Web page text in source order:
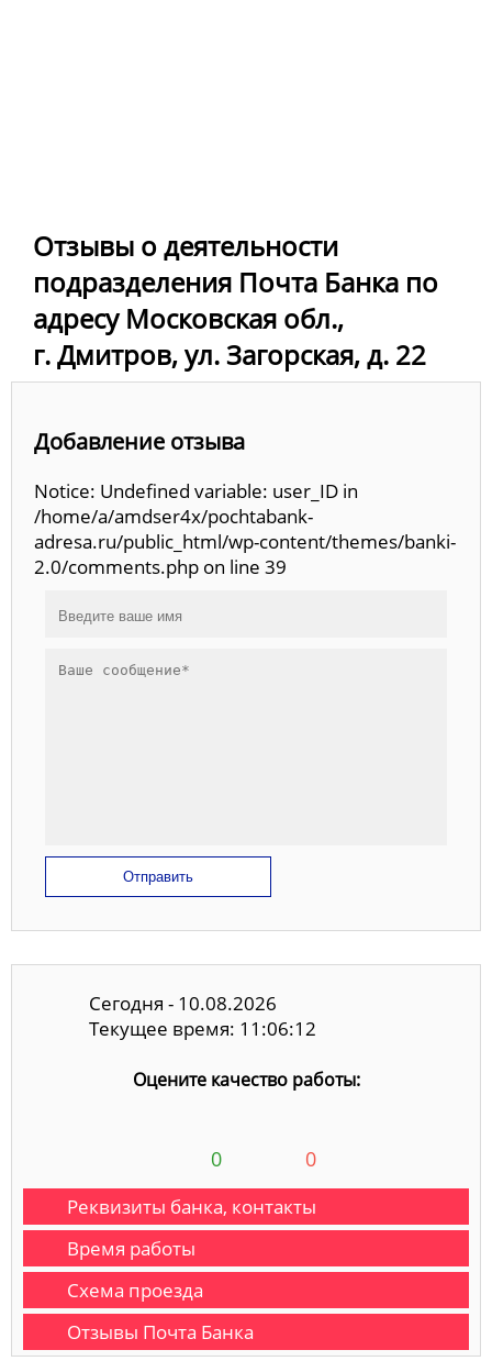
Отзывы о деятельности
подразделения Почта Банка по
адресу Московская обл.,
г. Дмитров, ул. Загорская, д. 22
Добавление отзыва
Notice: Undefined variable: user_ID in
/home/a/amdser4x/pochtabank-
adresa.ru/public_html/wp-content/themes/banki-
2.0/comments.php on line 39
Отправить
Сегодня - 10.08.2026
Текущее время: 11:06:13
Оцените качество работы:
0 0
Реквизиты банка, контакты
Время работы
Схема проезда
Отзывы Почта Банка